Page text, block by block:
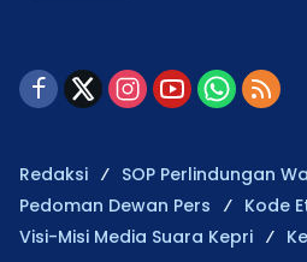
Redaksi
SOP Perlindungan
Pedoman Dewan Pers
Kode
Visi-Misi Media Suara Kepri